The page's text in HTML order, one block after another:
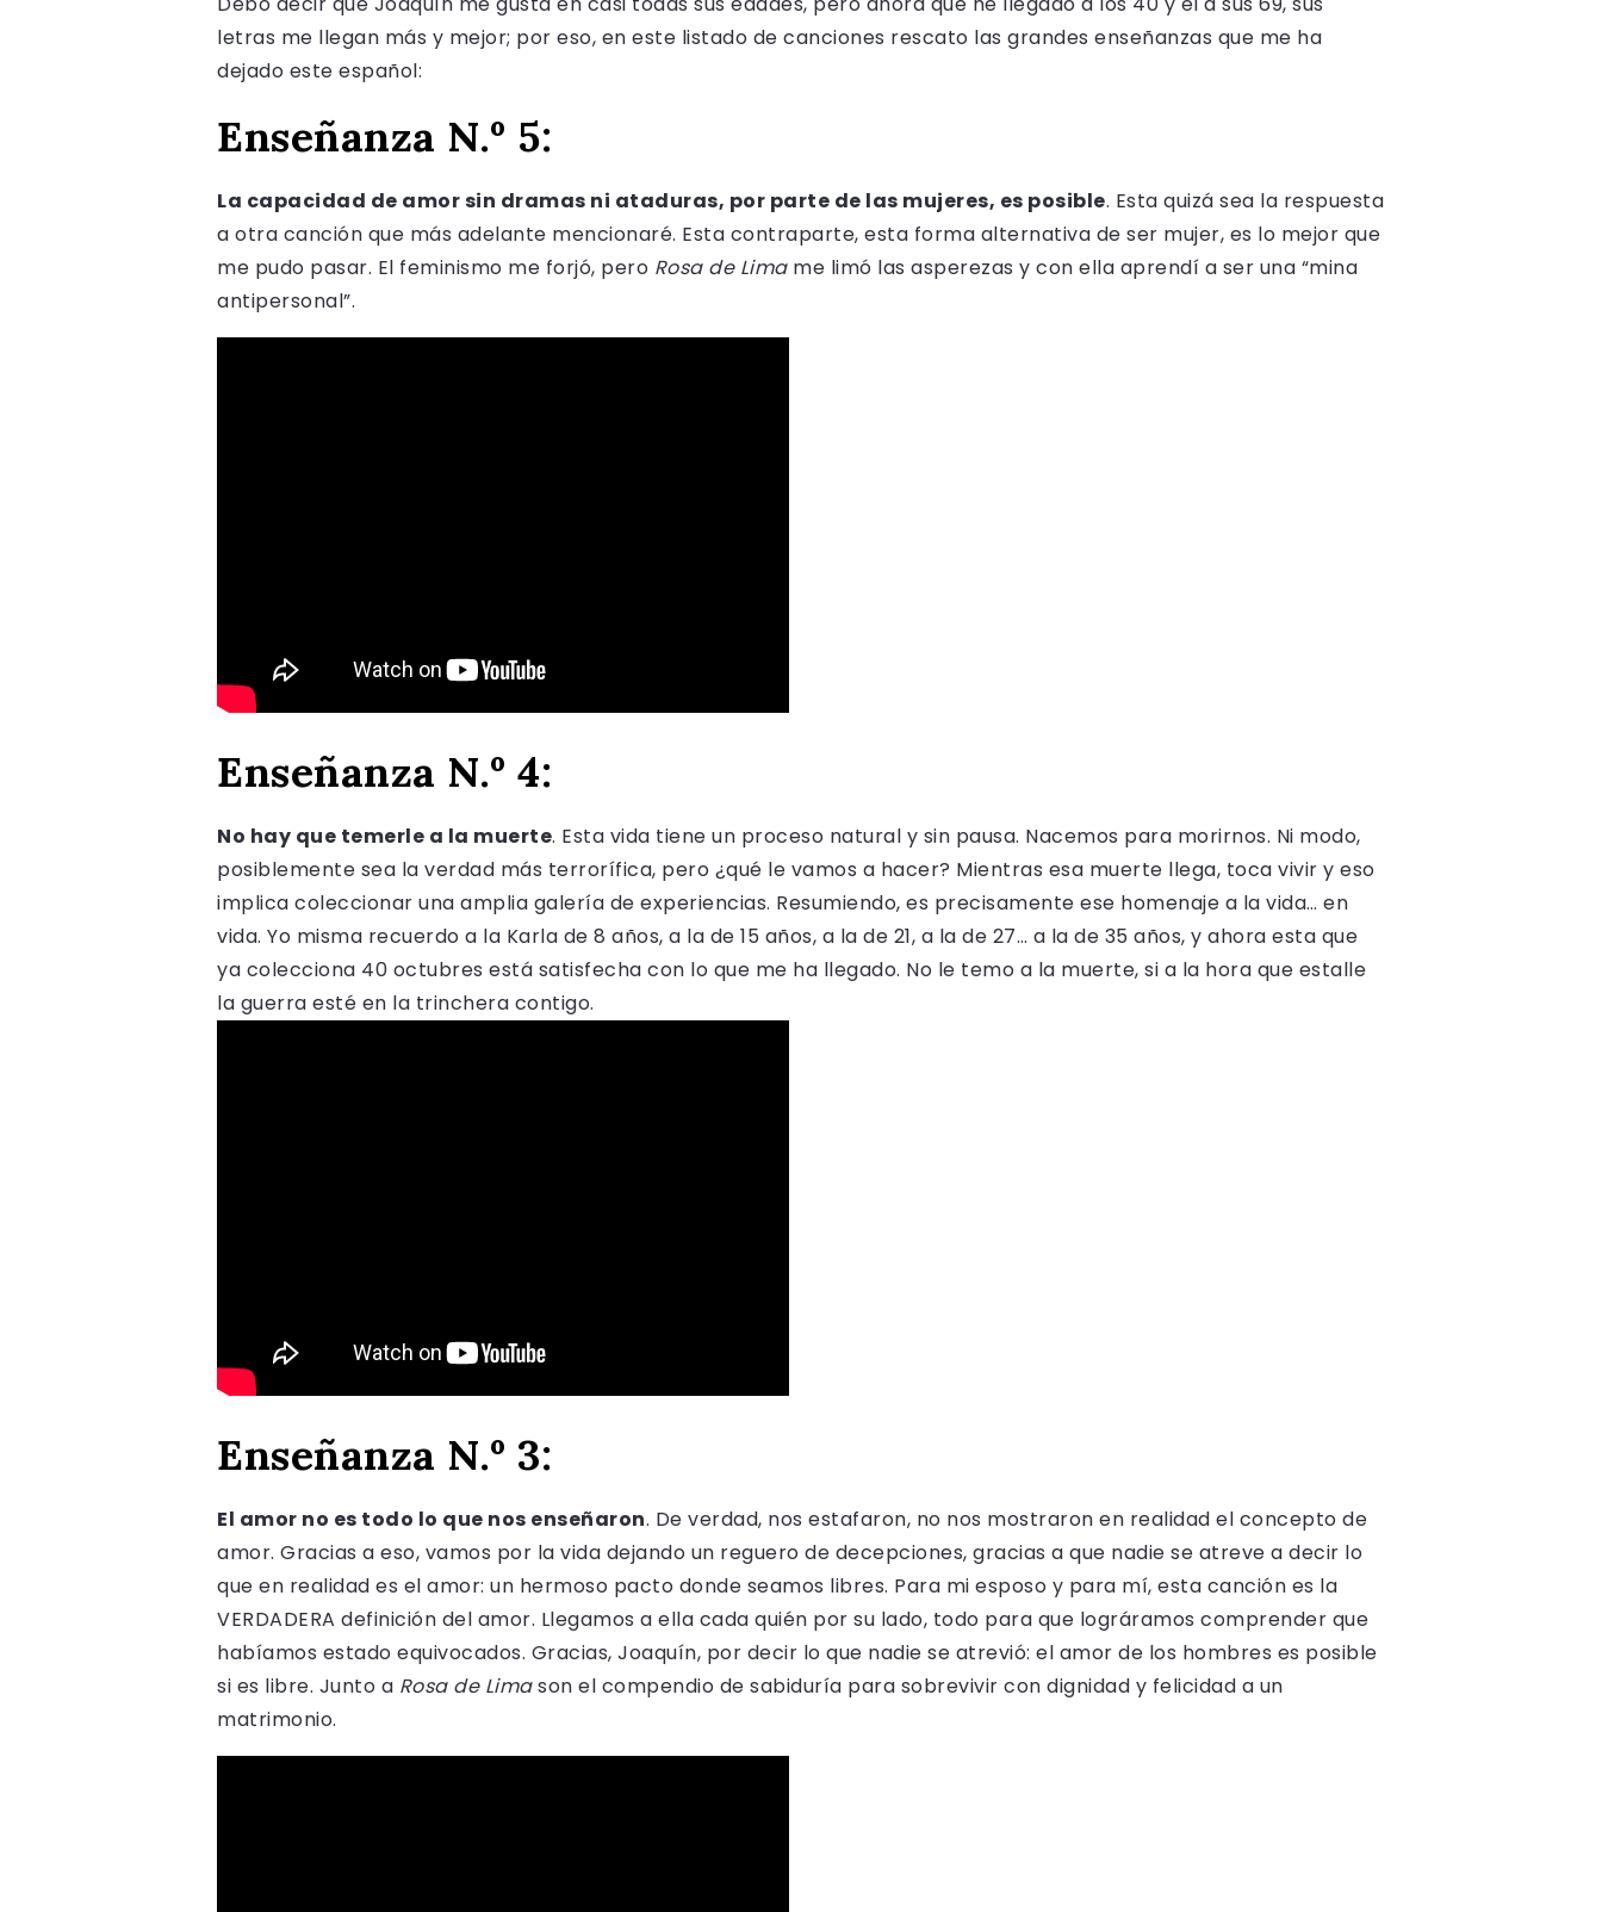
letras me llegan más y mejor; por eso, en este listado de canciones rescato las grandes enseñanzas que me ha
dejado este español:
Enseñanza N.º 5:
La capacidad de amor sin dramas ni ataduras, por parte de las mujeres, es posible. Esta quizá sea la respuesta
a otra canción que más adelante mencionaré. Esta contraparte, esta forma alternativa de ser mujer, es lo mejor que
me pudo pasar. El feminismo me forjó, pero Rosa de Limame limó las asperezas y con ella aprendí a ser una “mina
antipersonal”.
Enseñanza N.º 4:
No hay que temerle a la muerte. Esta vida tiene un proceso natural y sin pausa. Nacemos para morirnos. Ni modo,
posiblemente sea la verdad más terrorífica, pero ¿qué le vamos a hacer? Mientras esa muerte llega, toca vivir y eso
implica coleccionar una amplia galería de experiencias. Resumiendo, es precisamente ese homenaje a la vida… en
vida. Yo misma recuerdo a la Karla de 8 años, a la de 15 años, a la de 21, a la de 27… a la de 35 años, y ahora esta que
ya colecciona 40 octubres está satisfecha con lo que me ha llegado. No le temo a la muerte, si a la hora que estalle
la guerra esté en la trinchera contigo.
Enseñanza N.º 3:
El amor no es todo lo que nos enseñaron. De verdad, nos estafaron, no nos mostraron en realidad el concepto de
amor. Gracias a eso, vamos por la vida dejando un reguero de decepciones, gracias a que nadie se atreve a decir lo
que en realidad es el amor: un hermoso pacto donde seamos libres. Para mi esposo y para mí, esta canción es la
VERDADERA definición del amor. Llegamos a ella cada quién por su lado, todo para que lográramos comprender que
habíamos estado equivocados. Gracias, Joaquín, por decir lo que nadie se atrevió: el amor de los hombres es posible
si es libre. Junto a Rosa de Limason el compendio de sabiduría para sobrevivir con dignidad y felicidad a un
matrimonio.